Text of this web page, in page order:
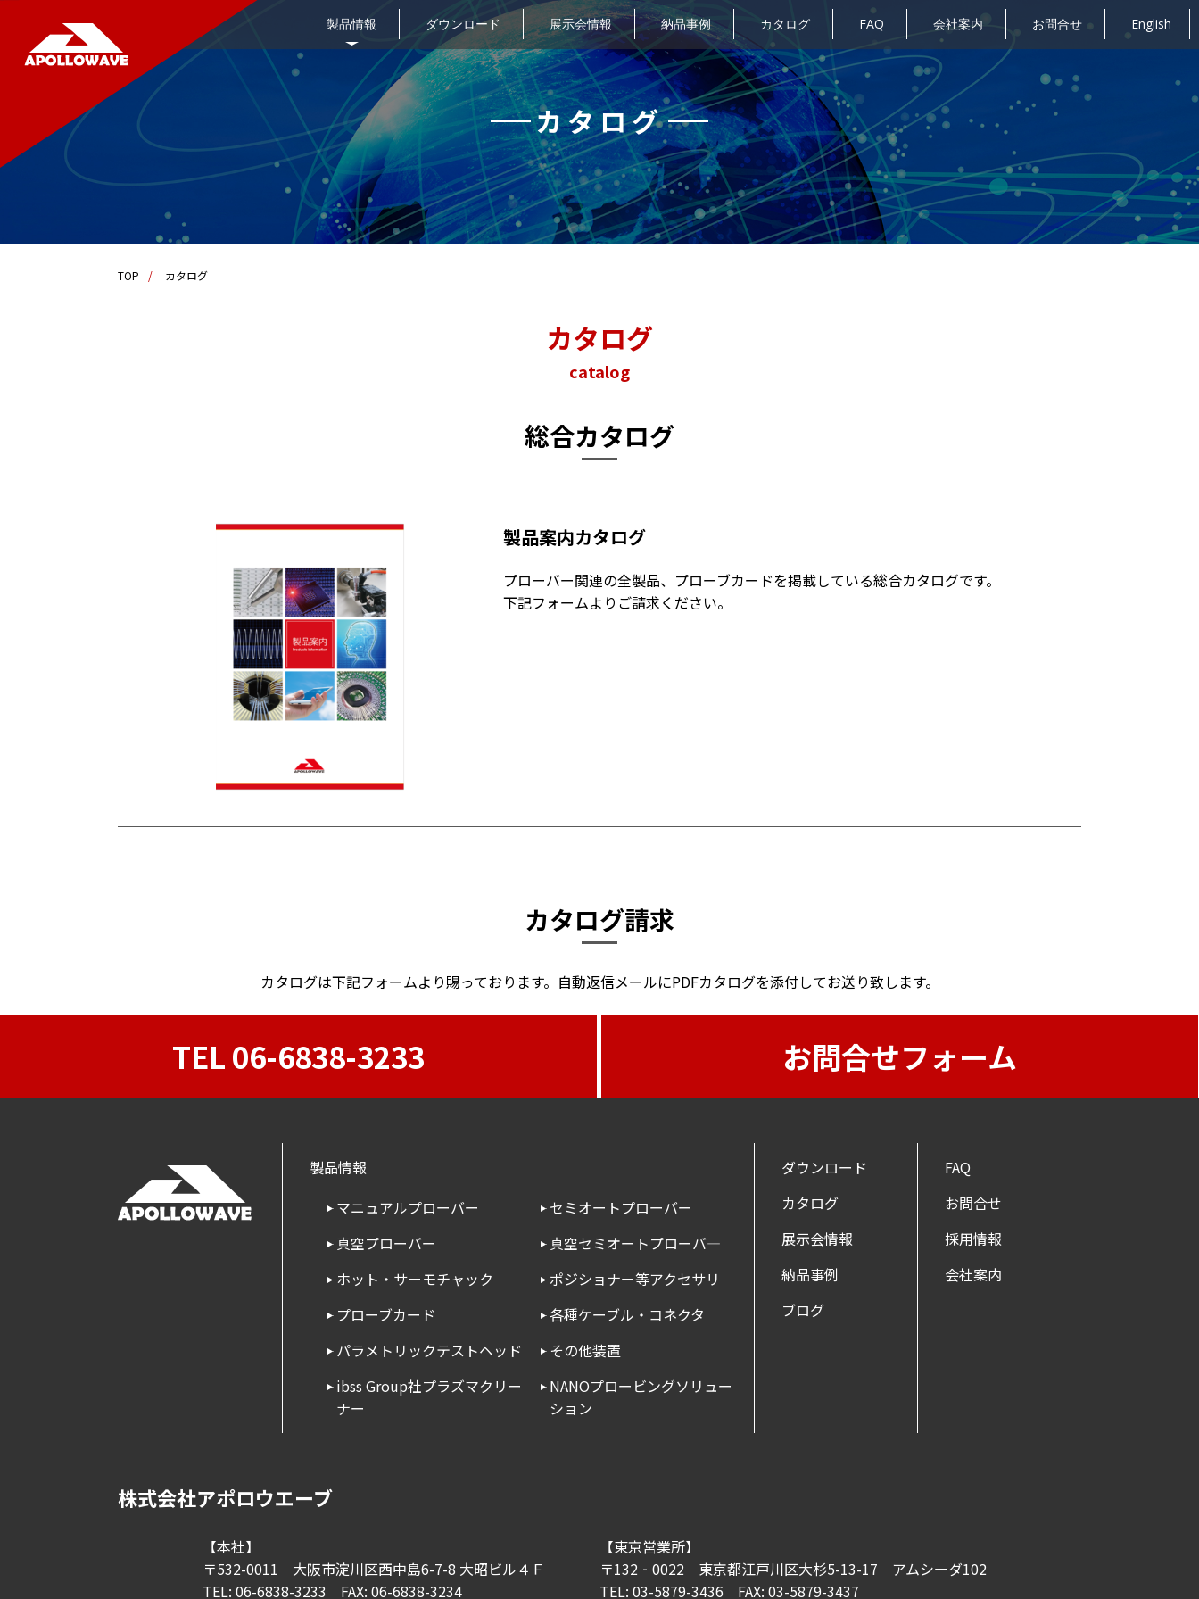
製品情報 ダウンロード 展示会情報 納品事例 カタログ FAQ 会社案内 お問合せ English
カタログ
TOP カタログ
カタログ
catalog
総合カタログ
製品案内カタログ
プローバー関連の全製品、プローブカードを掲載している総合カタログです。
下記フォームよりご請求ください。
カタログ請求
カタログは下記フォームより賜っております。自動返信メールにPDFカタログを添付してお送り致します。
TEL 06-6838-3233 お問合せフォーム
製品情報
マニュアルプローバー
セミオートプローバー
真空プローバー
真空セミオートプローバ―
ホット・サーモチャック
ポジショナー等アクセサリ
プローブカード
各種ケーブル・コネクタ
パラメトリックテストヘッド
その他装置
ibss Group社プラズマクリー
ナー
NANOプロービングソリュー
ション
ダウンロード
カタログ
展示会情報
納品事例
ブログ
FAQ
お問合せ
採用情報
会社案内
株式会社アポロウエーブ
【本社】
〒532-0011 大阪市淀川区西中島6-7-8 大昭ビル４Ｆ
TEL: 06-6838-3233 FAX: 06-6838-3234
【東京営業所】
〒132‐0022 東京都江戸川区大杉5-13-17 アムシーダ102
TEL: 03-5879-3436 FAX: 03-5879-3437